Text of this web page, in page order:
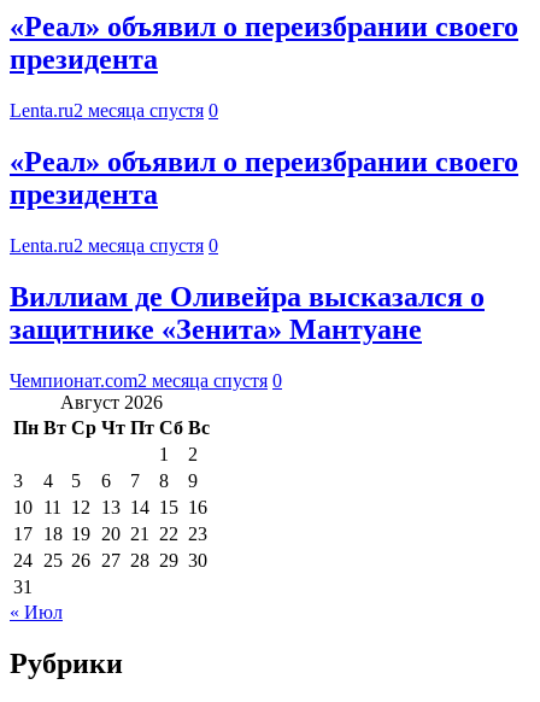
«Реал» объявил о переизбрании своего
президента
Lenta.ru2 месяца спустя 0
«Реал» объявил о переизбрании своего
президента
Lenta.ru2 месяца спустя 0
Виллиам де Оливейра высказался о
защитнике «Зенита» Мантуане
Чемпионат.com2 месяца спустя 0
Август 2026
Пн Вт Ср Чт Пт Сб Вс
1
2
3
4 5 6 7 8
9
10 11 12 13 14 15 16
17 18 19 20 21 22 23
24 25 26 27 28 29 30
31
« Июл
Рубрики